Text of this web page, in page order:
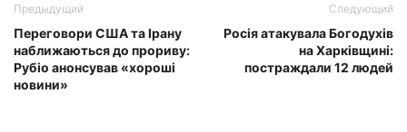
Предыдущий
Переговори США та Ірану
наближаються до прориву:
Рубіо анонсував «хороші
новини»
Следующий
Росія атакувала Богодухів
на Харківщині:
постраждали 12 людей